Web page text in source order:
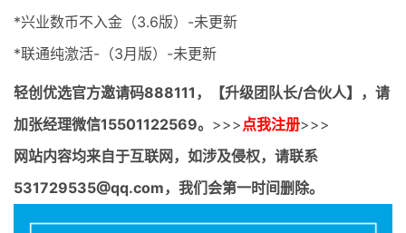
*兴业数币不入金（3.6版）-未更新
*联通纯激活-（3月版）-未更新
轻创优选官方邀请码888111，【升级团队长/合伙人】，请
加张经理微信15501122569。 >>> 点我注册>>>
网站内容均来自于互联网，如涉及侵权，请联系
531729535@qq.com，我们会第一时间删除。